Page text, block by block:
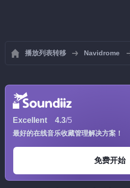
播放列表转移 Navidrome
Excellent 4.3/5
最好的在线音乐收藏管理解决方案！
免费开始